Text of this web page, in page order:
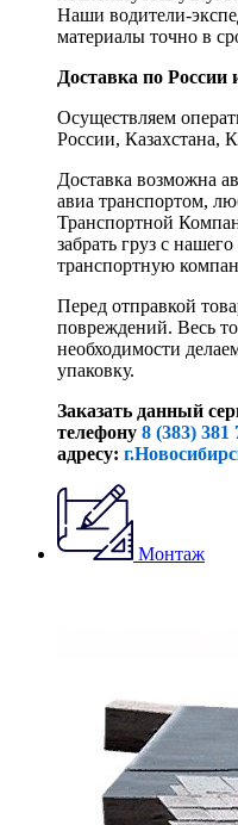
Наши водители-
материалы точно в
Доставка по
Осуществляем
России, Казахстана,
Доставка возможна
авиа транспортом,
Транспортной
забрать груз с
транспортную
Перед отправкой
повреждений. Весь
необходимости
упаковку.
Заказать данный
телефону 8 (383) 381
адресу:
Монтаж